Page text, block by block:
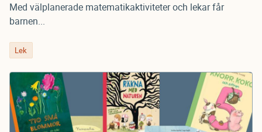
Med välplanerade matematikaktiviteter och lekar får
barnen...
Lek